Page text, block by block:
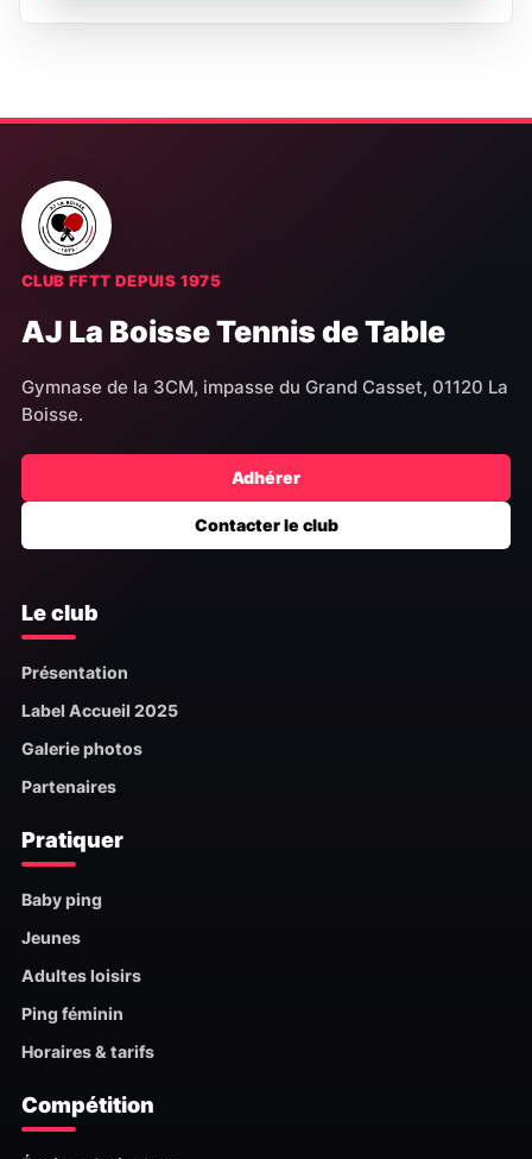
CLUB FFTT DEPUIS 1975
AJ La Boisse Tennis de Table
Gymnase de la 3CM, impasse du Grand Casset, 01120 La
Boisse.
Adhérer
Contacter le club
Le club
Présentation
Label Accueil 2025
Galerie photos
Partenaires
Pratiquer
Baby ping
Jeunes
Adultes loisirs
Ping féminin
Horaires & tarifs
Compétition